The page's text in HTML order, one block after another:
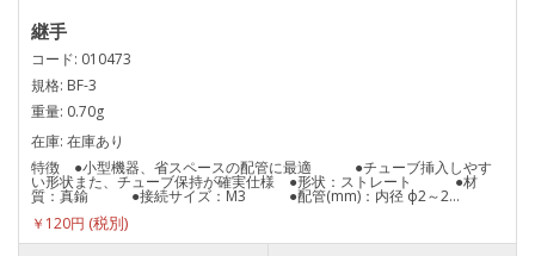
継手
コード: 010473
規格: BF-3
重量: 0.70g
在庫: 在庫あり
特徴 ●小型機器、省スペースの配管に最適 ●チューブ挿入しやす
い形状また、チューブ保持が確実仕様 ●形状：ストレート ●材
質：真鍮 ●接続サイズ：M3 ●配管(mm)：内径 ф2～2...
￥120円